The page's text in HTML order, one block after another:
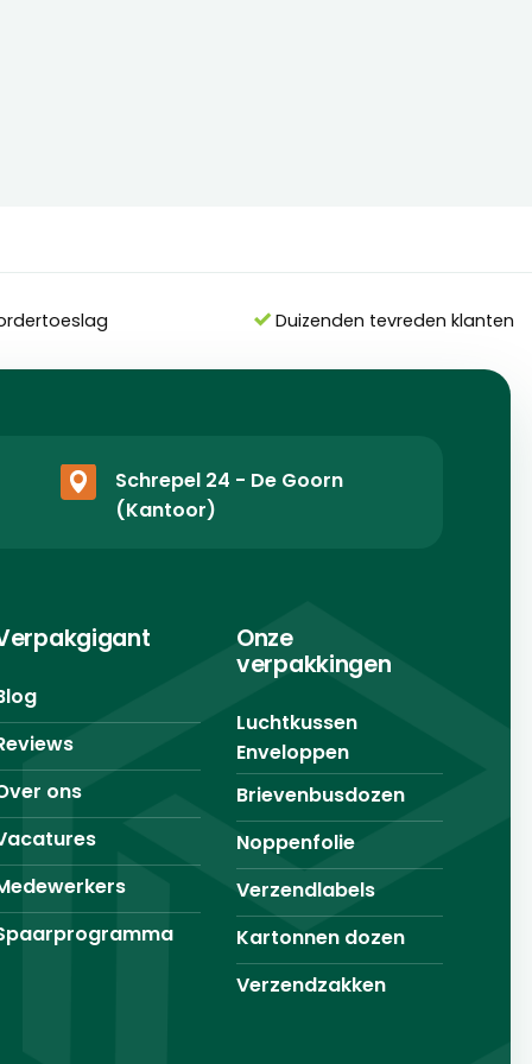
Duizenden tevreden klanten
Schrepel 24 - De Goorn
(Kantoor)
ons
Onze
verpakkingen
Luchtkussen
Enveloppen
Brievenbusdozen
Noppenfolie
Verzendlabels
Kartonnen dozen
Verzendzakken